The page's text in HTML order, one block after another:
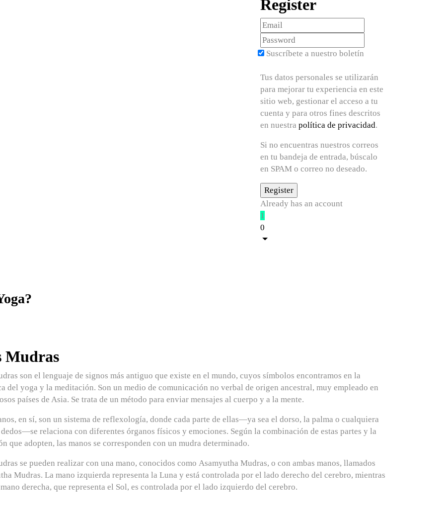
Register
Suscríbete a nuestro boletín
Tus datos personales se utilizarán
para mejorar tu experiencia en este
sitio web, gestionar el acceso a tu
cuenta y para otros fines descritos
en nuestra política de privacidad.
Si no encuentras nuestros correos
en tu bandeja de entrada, búscalo
en SPAM o correo no deseado.
Already has an account
1
0
Mudras
son el lenguaje de signos más antiguo que existe en el mundo, cuyos símbolos encontramos en la
del yoga y la meditación. Son un medio de comunicación no verbal de origen ancestral, muy empleado en
países de Asia. Se trata de un método para enviar mensajes al cuerpo y a la mente.
en sí, son un sistema de reflexología, donde cada parte de ellas—ya sea el dorso, la palma o cualquiera
dedos—se relaciona con diferentes órganos físicos y emociones. Según la combinación de estas partes y la
que adopten, las manos se corresponden con un mudra determinado.
se pueden realizar con una mano, conocidos como Asamyutha Mudras, o con ambas manos, llamados
Mudras. La mano izquierda representa la Luna y está controlada por el lado derecho del cerebro, mientras
derecha, que representa el Sol, es controlada por el lado izquierdo del cerebro.